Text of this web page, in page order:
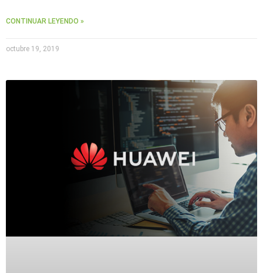
CONTINUAR LEYENDO »
octubre 19, 2019